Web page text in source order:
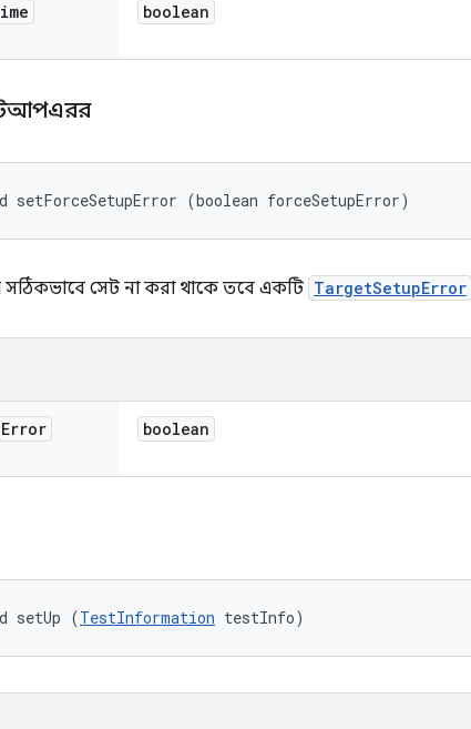
boolean
setForceSetupError (boolean forceSetupError)
সেট না করা থাকে তবে একটি TargetSetupError
Error boolean
setUp (TestInformation testInfo)